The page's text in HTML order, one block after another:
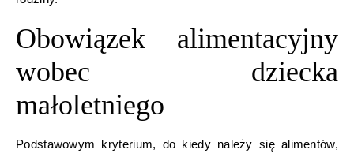
Obowiązek alimentacyjny
wobec dziecka
małoletniego
Podstawowym kryterium, do kiedy należy się alimentów,